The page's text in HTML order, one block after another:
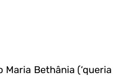
Maria Bethânia (‘queria